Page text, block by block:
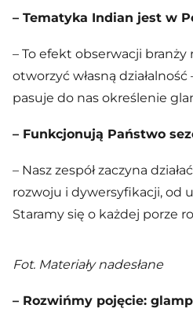
– Tematyka Indian jest w
– To efekt obserwacji
otworzyć własną
pasuje do nas określenie
– Funkcjonują Państwo
– Nasz zespół zaczyna
rozwoju i dywersyfikacji, od
Staramy się o każdej porze
Fot. Materiały nadesłane
– Rozwińmy pojęcie: